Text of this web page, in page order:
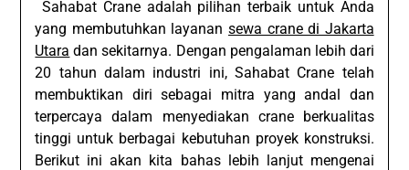
Sahabat Crane adalah pilihan terbaik untuk Anda
yang membutuhkan layanan sewa crane di Jakarta
Utara dan sekitarnya. Dengan pengalaman lebih dari
20 tahun dalam industri ini, Sahabat Crane telah
membuktikan diri sebagai mitra yang andal dan
terpercaya dalam menyediakan crane berkualitas
tinggi untuk berbagai kebutuhan proyek konstruksi.
Berikut ini akan kita bahas lebih lanjut mengenai